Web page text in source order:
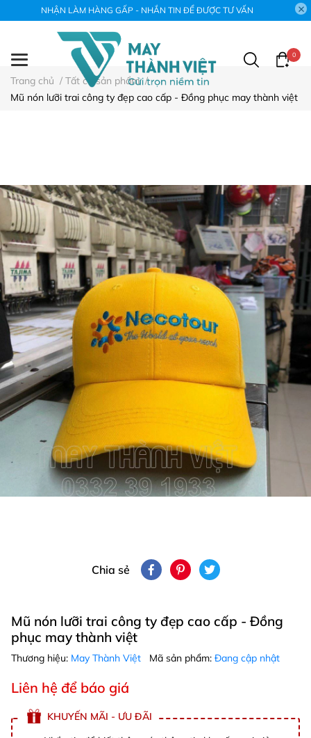
NHẬN LÀM HÀNG GẤP - NHẮN TIN ĐỂ ĐƯỢC TƯ VẤN
0
Trang chủ / Tất cả sản phẩm /
Mũ nón lưỡi trai công ty đẹp cao cấp - Đồng phục may thành việt
Chia sẻ
Mũ nón lưỡi trai công ty đẹp cao cấp - Đồng
phục may thành việt
Thương hiệu: May Thành Việt Mã sản phẩm: Đang cập nhật
Liên hệ để báo giá
KHUYẾN MÃI - ƯU ĐÃI